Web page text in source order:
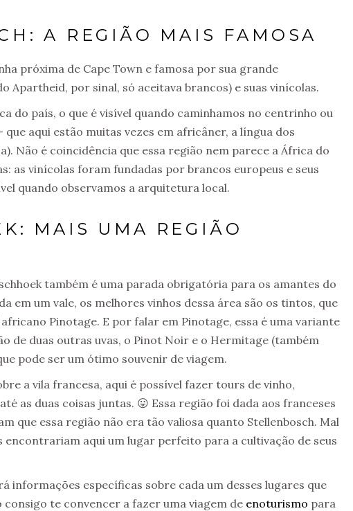
A REGIÃO MAIS FAMOSA
próxima de Cape Town e famosa por sua grande
Apartheid, por sinal, só aceitava brancos) e suas vinícolas.
do país, o que é visível quando caminhamos no centrinho ou
que aqui estão muitas vezes em africâner, a língua dos
Não é coincidência que essa região nem parece a África do
as vinícolas foram fundadas por brancos europeus e seus
quando observamos a arquitetura local.
MAIS UMA REGIÃO
também é uma parada obrigatória para os amantes do
em um vale, os melhores vinhos dessa área são os tintos, que
Pinotage. E por falar em Pinotage, essa é uma variante
de duas outras uvas, o Pinot Noir e o Hermitage (também
pode ser um ótimo souvenir de viagem.
a vila francesa, aqui é possível fazer tours de vinho,
as duas coisas juntas. 😛 Essa região foi dada aos franceses
que essa região não era tão valiosa quanto Stellenbosch. Mal
encontrariam aqui um lugar perfeito para a cultivação de seus
informações específicas sobre cada um desses lugares que
consigo te convencer a fazer uma viagem de enoturismo para